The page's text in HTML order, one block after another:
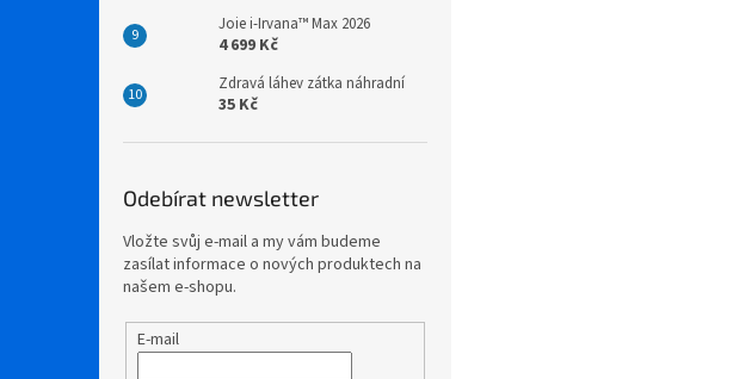
Joie i-Irvana™ Max 2026
4 699 Kč
Zdravá láhev zátka náhradní
35 Kč
Odebírat newsletter
Vložte svůj e-mail a my vám budeme
zasílat informace o nových produktech na
našem e-shopu.
E-mail